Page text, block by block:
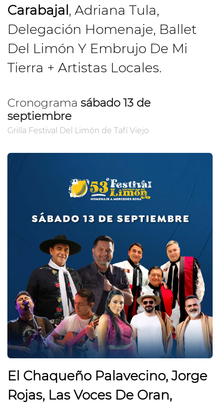
Carabajal , Adriana Tula,
Delegación Homenaje, Ballet
Del Limón Y Embrujo De Mi
Tierra + Artistas Locales.
Cronograma sábado 13 de
septiembre
Grilla Festival Del Limón de Tafí Viejo
El Chaqueño Palavecino, Jorge
Rojas, Las Voces De Oran,